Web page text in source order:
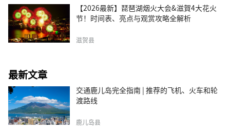
【2026最新】琵琶湖烟火大会&滋賀4大花火
节！时间表、亮点与观赏攻略全解析
滋贺县
最新文章
交通鹿儿岛完全指南 | 推荐的飞机、火车和轮
渡路线
鹿儿岛县